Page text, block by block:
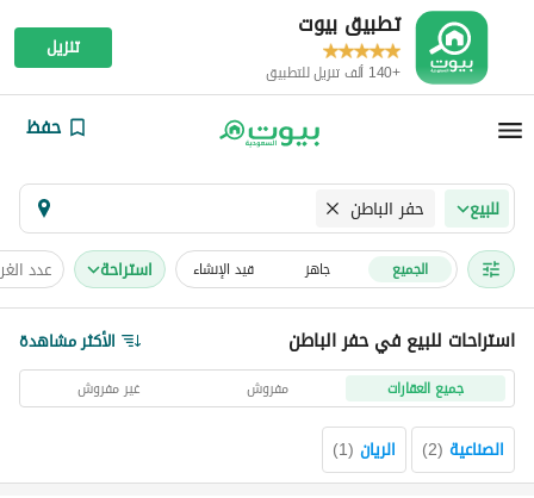
تطبيق بيوت
+140 ألف تنزيل للتطبيق
تنزيل
حفظ
للبيع حفر الباطن
الجميع جاهز قيد الإنشاء استراحة عدد
استراحات للبيع في حفر الباطن الأكثر مشاهدة
جميع العقارات مفروش غير مفروش
الصناعية (
2
) الريان (
1
)